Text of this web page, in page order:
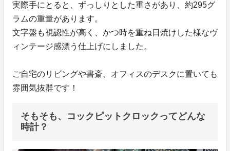
実際手にとると、ずっしりとした重さがあり、約295グ
ラムの重量があります。
文字盤も視認性が高く、かつ時を重ね日焼けした様なヴ
ィンテージ感漂う仕上げにしました。
ご自宅のリビングや書斎、オフィスのデスクに置いても
雰囲気抜群です！
そもそも、コックピットクロックってどんな
時計？